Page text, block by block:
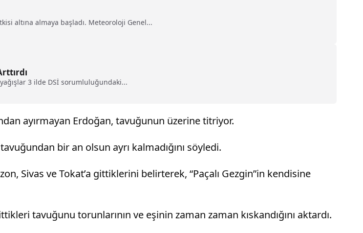
altına almaya başladı. Meteoroloji Genel...
3 ilde DSİ sorumluluğundaki...
ayırmayan Erdoğan, tavuğunun üzerine titriyor.
bir an olsun ayrı kalmadığını söyledi.
Sivas ve Tokat’a gittiklerini belirterek, “Paçalı Gezgin”in kendisine
tavuğunu torunlarının ve eşinin zaman zaman kıskandığını aktardı.